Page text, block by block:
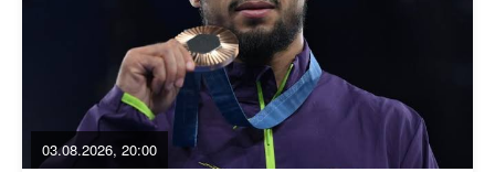
03.08.2026, 20:00